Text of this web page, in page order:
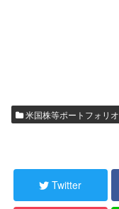
米国株等ポートフォリオ
Twitter